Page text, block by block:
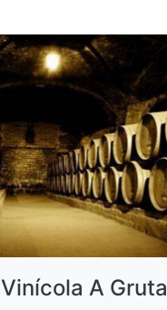
Vinícola A Gruta